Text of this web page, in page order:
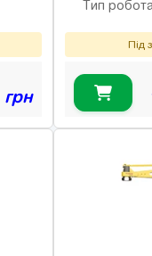
грн
Тип
Під